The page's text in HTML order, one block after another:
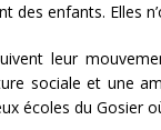
des enfants. Elles
leur
sociale et une
écoles du Gosier